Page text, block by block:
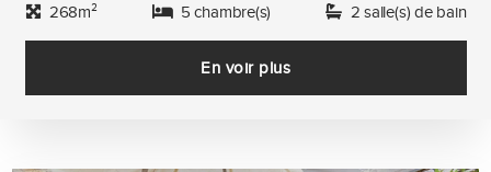
268m² 5 chambre(s) 2 salle(s) de bain
En voir plus